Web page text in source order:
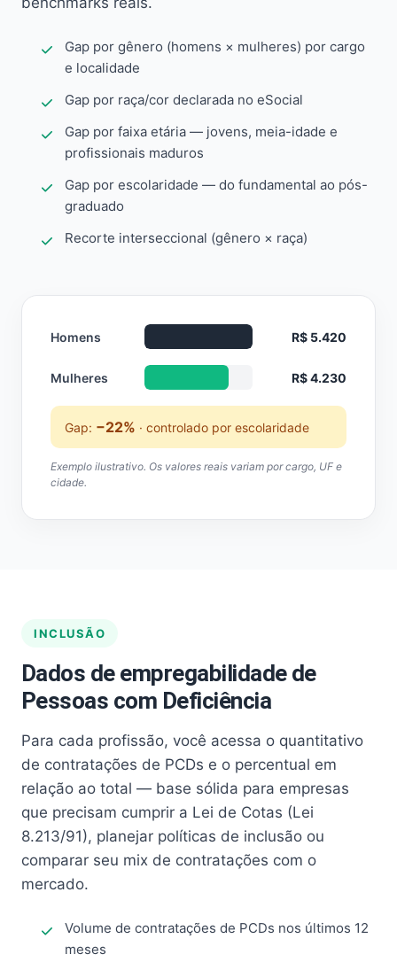
Gap por gênero (homens × mulheres) por cargo
e localidade
Gap por raça/cor declarada no eSocial
Gap por faixa etária — jovens, meia-idade e
profissionais maduros
Gap por escolaridade — do fundamental ao pós-
graduado
Recorte interseccional (gênero × raça)
Homens R$ 5.420
Mulheres R$ 4.230
Gap: −22% · controlado por escolaridade
Exemplo ilustrativo. Os valores reais variam por cargo, UF e
cidade.
INCLUSÃO
Dados de empregabilidade de
Pessoas com Deficiência
Para cada profissão, você acessa o quantitativo
de contratações de PCDs e o percentual em
relação ao total — base sólida para empresas
que precisam cumprir a Lei de Cotas (Lei
8.213/91), planejar políticas de inclusão ou
comparar seu mix de contratações com o
mercado.
Volume de contratações de PCDs nos últimos 12
meses